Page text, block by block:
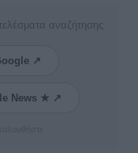
αναζήτησης
↗
News ★ ↗